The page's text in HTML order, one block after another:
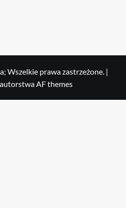
Wszelkie prawa zastrzeżone. |
autorstwa AF themes